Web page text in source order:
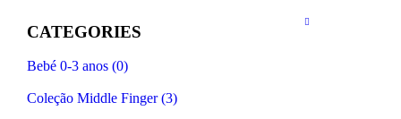
CATEGORIES
Bebé 0-3 anos (0)
Coleção Middle Finger (3)